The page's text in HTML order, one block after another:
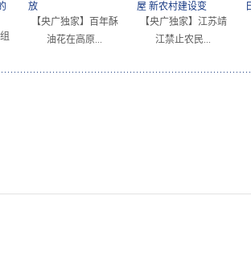
【央广独家】百年酥
油花在高原...
【央广独家】江苏靖
江禁止农民...